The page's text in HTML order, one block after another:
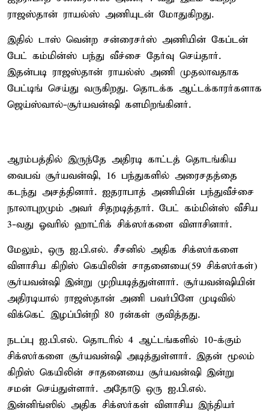
ராஜஸ்தான் ராயல்ஸ் அணியுடன் மோதுகிறது.
இதில் டாஸ் வென்ற சன்ரைசர்ஸ் அணியின் கேப்டன்
பேட் கம்மின்ஸ் பந்து வீச்சை தேர்வு செய்தார்.
இதன்படி ராஜஸ்தான் ராயல்ஸ் அணி முதலாவதாக
பேட்டிங் செய்து வருகிறது. தொடக்க ஆட்டக்காரர்களாக
ஜெய்ஸ்வால்-சூர்யவன்ஷி களமிறங்கினர்.
ஆரம்பத்தில் இருந்தே அதிரடி காட்டத் தொடங்கிய
வைபவ் சூர்யவன்ஷி, 16 பந்துகளில் அரைசதத்தை
கடந்து அசத்தினார். ஐதராபாத் அணியின் பந்துவீச்சை
நாலாபுறமும் அவர் சிதறடித்தார். பேட் கம்மின்ஸ் வீசிய
3-வது ஓவரில் ஹாட்ரிக் சிக்ஸர்களை விளாசினார்.
மேலும், ஒரு ஐ.பி.எல். சீசனில் அதிக சிக்ஸர்களை
விளாசிய கிறிஸ் கெயிலின் சாதனையை(59 சிக்ஸர்கள்)
சூர்யவன்ஷி இன்று முறியடித்துள்ளார். சூர்யவன்ஷியின்
அதிரடியால் ராஜஸ்தான் அணி பவர்பிளே முடிவில்
விக்கெட் இழப்பின்றி 80 ரன்கள் குவித்தது.
நடப்பு ஐ.பி.எல். தொடரில் 4 ஆட்டங்களில் 10-க்கும்
சிக்ஸர்களை சூர்யவன்ஷி அடித்துள்ளார். இதன் மூலம்
கிறிஸ் கெயிலின் சாதனையை சூர்யவன்ஷி இன்று
சமன் செய்துள்ளார். அதோடு ஒரு ஐ.பி.எல்.
இன்னிங்ஸில் அதிக சிக்ஸர்கள் விளாசிய இந்தியர்